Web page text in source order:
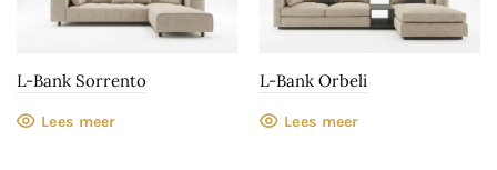
L-Bank Sorrento
Lees meer
L-Bank Orbeli
Lees meer